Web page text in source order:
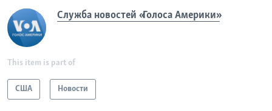
Служба новостей «Голоса Америки»
This item is part of
США Новости